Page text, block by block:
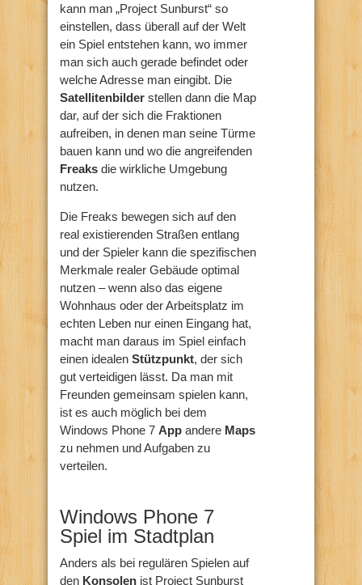
kann man „Project Sunburst“ so
einstellen, dass überall auf der Welt
ein Spiel entstehen kann, wo immer
man sich auch gerade befindet oder
welche Adresse man eingibt. Die
Satellitenbilder stellen dann die Map
dar, auf der sich die Fraktionen
aufreiben, in denen man seine Türme
bauen kann und wo die angreifenden
Freaks die wirkliche Umgebung
nutzen.
Die Freaks bewegen sich auf den
real existierenden Straßen entlang
und der Spieler kann die spezifischen
Merkmale realer Gebäude optimal
nutzen – wenn also das eigene
Wohnhaus oder der Arbeitsplatz im
echten Leben nur einen Eingang hat,
macht man daraus im Spiel einfach
einen idealen Stützpunkt, der sich
gut verteidigen lässt. Da man mit
Freunden gemeinsam spielen kann,
ist es auch möglich bei dem
Windows Phone 7 App andere Maps
zu nehmen und Aufgaben zu
verteilen.
Windows Phone 7
Spiel im Stadtplan
Anders als bei regulären Spielen auf
den Konsolen ist Project Sunburst